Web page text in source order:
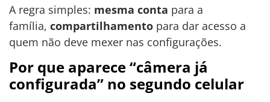
A regra simples: mesma conta para a
família, compartilhamento para dar acesso a
quem não deve mexer nas configurações.
Por que aparece “câmera já
configurada” no segundo celular